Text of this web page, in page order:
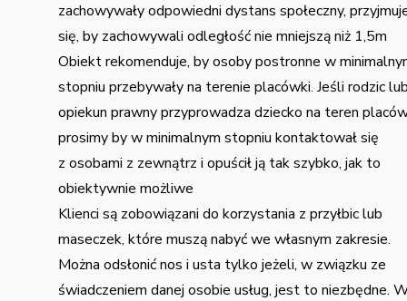
zachowywały odpowiedni dystans społeczny,
się, by zachowywali odległość nie mniejszą niż 1,5m
Obiekt rekomenduje, by osoby postronne w
stopniu przebywały na terenie placówki. Jeśli rodzic
opiekun prawny przyprowadza dziecko na teren
prosimy by w minimalnym stopniu kontaktował się
z osobami z zewnątrz i opuścił ją tak szybko, jak to
obiektywnie możliwe
Klienci są zobowiązani do korzystania z przyłbic lub
maseczek, które muszą nabyć we własnym zakresie.
Można odsłonić nos i usta tylko jeżeli, w związku ze
świadczeniem danej osobie usług, jest to niezbędne.